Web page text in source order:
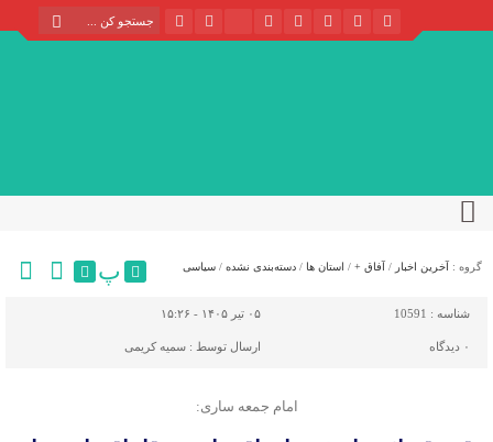
گروه : آخرین اخبار / آفاق + / استان ها / دسته‌بندی نشده / سیاسی پ
شناسه : 10591 ۰۵ تیر ۱۴۰۵ - ۱۵:۲۶
۰ دیدگاه ارسال توسط :سمیه کریمی
امام جمعه ساری: